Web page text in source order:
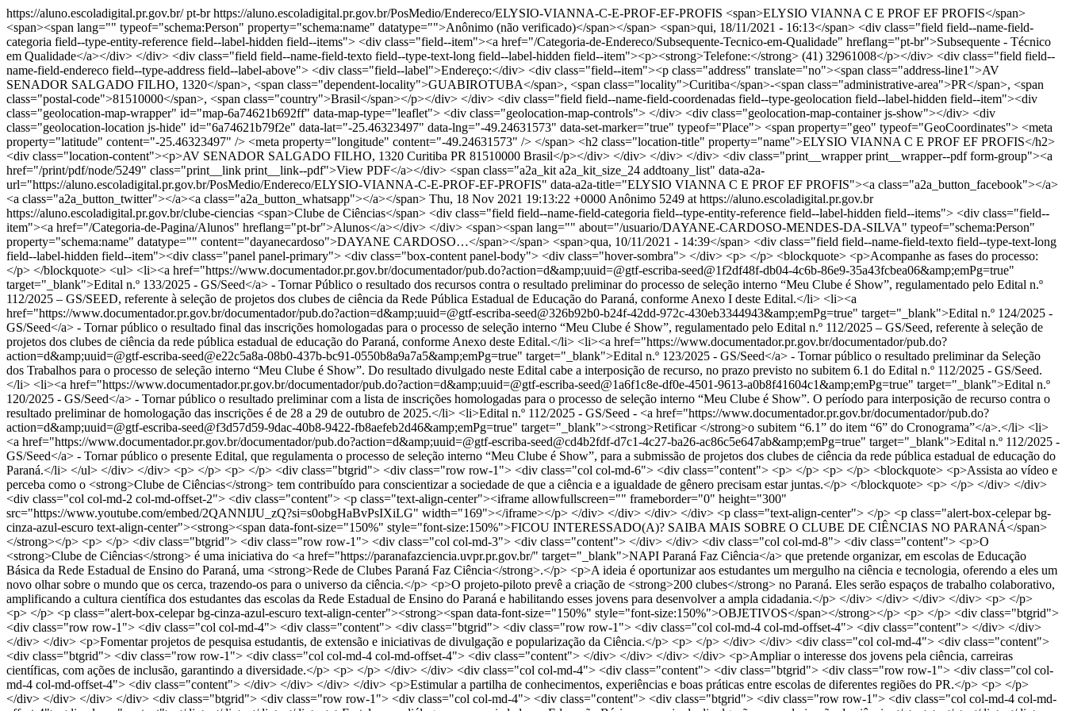
https://aluno.escoladigital.pr.gov.br/pt-br https://aluno.escoladigital.pr.gov.br/PosMedio/Endereco/ELYSIO-VIANNA-C-E-PROF-EF-PROFIS <span>ELYSIO VIANNA C E PROF EF PROFIS</span>
<span><span lang="" typeof="schema:Person" property="schema:name" datatype="">Anônimo (não verificado)</span></span> <span>qui, 18/11/2021 - 16:13</span> <div class="field field--name-field-
categoria field--type-entity-reference field--label-hidden field--items"> <div class="field--item"><a href="/Categoria-de-Endereco/Subsequente-Tecnico-em-Qualidade" hreflang="pt-br">Subsequente - Técnico
em Qualidade</a></div> </div> <div class="field field--name-field-texto field--type-text-long field--label-hidden field--item"><p><strong>Telefone:</strong> (41) 32961008</p></div> <div class="field field--
name-field-endereco field--type-address field--label-above"> <div class="field--label">Endereço:</div> <div class="field--item"><p class="address" translate="no"><span class="address-line1">AV
SENADOR SALGADO FILHO, 1320</span>, <span class="dependent-locality">GUABIROTUBA</span>, <span class="locality">Curitiba</span>-<span class="administrative-area">PR</span>, <span
class="postal-code">81510000</span>, <span class="country">Brasil</span></p></div> </div> <div class="field field--name-field-coordenadas field--type-geolocation field--label-hidden field--item"><div
class="geolocation-map-wrapper" id="map-6a74621b692ff" data-map-type="leaflet"> <div class="geolocation-map-controls"> </div> <div class="geolocation-map-container js-show"></div> <div
class="geolocation-location js-hide" id="6a74621b79f2e" data-lat="-25.46323497" data-lng="-49.24631573" data-set-marker="true" typeof="Place"> <span property="geo" typeof="GeoCoordinates"> <meta
property="latitude" content="-25.46323497" /> <meta property="longitude" content="-49.24631573" /> </span> <h2 class="location-title" property="name">ELYSIO VIANNA C E PROF EF PROFIS</h2>
<div class="location-content"><p>AV SENADOR SALGADO FILHO, 1320 Curitiba PR 81510000 Brasil</p></div> </div> </div> </div> <div class="print__wrapper print__wrapper--pdf form-group"><a
href="/print/pdf/node/5249" class="print__link print__link--pdf">View PDF</a></div> <span class="a2a_kit a2a_kit_size_24 addtoany_list" data-a2a-
url="https://aluno.escoladigital.pr.gov.br/PosMedio/Endereco/ELYSIO-VIANNA-C-E-PROF-EF-PROFIS" data-a2a-title="ELYSIO VIANNA C E PROF EF PROFIS"><a class="a2a_button_facebook"></a>
<a class="a2a_button_twitter"></a><a class="a2a_button_whatsapp"></a></span> Thu, 18 Nov 2021 19:13:22 +0000 Anônimo 5249 at https://aluno.escoladigital.pr.gov.br
https://aluno.escoladigital.pr.gov.br/clube-ciencias <span>Clube de Ciências</span> <div class="field field--name-field-categoria field--type-entity-reference field--label-hidden field--items"> <div class="field--item"><a href="/Categoria-de-Pagina/Alunos" hreflang="pt-br">Alunos</a></div> </div> <span><span lang="" about="/usuario/DAYANE-CARDOSO-MENDES-DA-SILVA" typeof="schema:Person" property="schema:name" datatype="" content="dayanecardoso">DAYANE CARDOSO…</span></span> <span>qua, 10/11/2021 - 14:39</span> <div class="field field--name-field-texto field--type-text-long field--label-hidden field--item"><div class="panel panel-primary"> <div class="box-content panel-body"> <div class="hover-sombra"> </div> <p> </p> <blockquote> <p>Acompanhe as fases do processo:</p> </blockquote> <ul> <li><a href="https://www.documentador.pr.gov.br/documentador/pub.do?action=d&amp;uuid=@gtf-escriba-seed@1f2df48f-db04-4c6b-86e9-35a43fcbea06&amp;emPg=true" target="_blank">Edital n.º 133/2025 - GS/Seed</a> - Tornar Público o resultado dos recursos contra o resultado preliminar do processo de seleção interno “Meu Clube é Show”, regulamentado pelo Edital n.º 112/2025 – GS/SEED, referente à seleção de projetos dos clubes de ciência da Rede Pública Estadual de Educação do Paraná, conforme Anexo I deste Edital.</li> <li><a href="https://www.documentador.pr.gov.br/documentador/pub.do?action=d&amp;uuid=@gtf-escriba-seed@326b92b0-b24f-42dd-972c-430eb3344943&amp;emPg=true" target="_blank">Edital n.º 124/2025 - GS/Seed</a> - Tornar público o resultado final das inscrições homologadas para o processo de seleção interno “Meu Clube é Show”, regulamentado pelo Edital n.º 112/2025 – GS/Seed, referente à seleção de projetos dos clubes de ciência da rede pública estadual de educação do Paraná, conforme Anexo deste Edital.</li> <li><a href="https://www.documentador.pr.gov.br/documentador/pub.do?action=d&amp;uuid=@gtf-escriba-seed@e22c5a8a-08b0-437b-bc91-0550b8a9a7a5&amp;emPg=true" target="_blank">Edital n.º 123/2025 - GS/Seed</a> - Tornar público o resultado preliminar da Seleção dos Trabalhos para o processo de seleção interno “Meu Clube é Show”. Do resultado divulgado neste Edital cabe a interposição de recurso, no prazo previsto no subitem 6.1 do Edital n.º 112/2025 - GS/Seed.</li> <li><a href="https://www.documentador.pr.gov.br/documentador/pub.do?action=d&amp;uuid=@gtf-escriba-seed@1a6f1c8e-df0e-4501-9613-a0b8f41604c1&amp;emPg=true" target="_blank">Edital n.º 120/2025 - GS/Seed</a> - Tornar público o resultado preliminar com a lista de inscrições homologadas para o processo de seleção interno “Meu Clube é Show”. O período para interposição de recurso contra o resultado preliminar de homologação das inscrições é de 28 a 29 de outubro de 2025.</li> <li>Edital n.º 112/2025 - GS/Seed - <a href="https://www.documentador.pr.gov.br/documentador/pub.do?action=d&amp;uuid=@gtf-escriba-seed@f3d57d59-9dac-40b8-9422-fb8aefeb2d46&amp;emPg=true" target="_blank"><strong>Retificar </strong>o subitem “6.1” do item “6” do Cronograma”</a>.</li> <li><a href="https://www.documentador.pr.gov.br/documentador/pub.do?action=d&amp;uuid=@gtf-escriba-seed@cd4b2fdf-d7c1-4c27-ba26-ac86c5e647ab&amp;emPg=true" target="_blank">Edital n.º 112/2025 - GS/Seed</a> - Tornar público o presente Edital, que regulamenta o processo de seleção interno “Meu Clube é Show”, para a submissão de projetos dos clubes de ciência da rede pública estadual de educação do Paraná.</li> </ul> </div> </div> <p> </p> <p> </p> <div class="btgrid"> <div class="row row-1"> <div class="col col-md-6"> <div class="content"> <p> </p> <p> </p> <blockquote> <p>Assista ao vídeo e perceba como o <strong>Clube de Ciências</strong> tem contribuído para conscientizar a sociedade de que a ciência e a igualdade de gênero precisam estar juntas.</p> </blockquote> <p> </p> </div> </div> <div class="col col-md-2 col-md-offset-2"> <div class="content"> <p class="text-align-center"><iframe allowfullscreen="" frameborder="0" height="300" src="https://www.youtube.com/embed/2QANNIJU_zQ?si=s0obgHaBvPsIXiLG" width="169"></iframe></p> </div> </div> </div> </div> <p class="text-align-center"> </p> <p class="alert-box-celepar bg-cinza-azul-escuro text-align-center"><strong><span data-font-size="150%" style="font-size:150%">FICOU INTERESSADO(A)? SAIBA MAIS SOBRE O CLUBE DE CIÊNCIAS NO PARANÁ</span></strong></p> <p> </p> <div class="btgrid"> <div class="row row-1"> <div class="col col-md-3"> <div class="content"> </div> </div> <div class="col col-md-8"> <div class="content"> <p>O <strong>Clube de Ciências</strong> é uma iniciativa do <a href="https://paranafazciencia.uvpr.pr.gov.br/" target="_blank">NAPI Paraná Faz Ciência</a> que pretende organizar, em escolas de Educação Básica da Rede Estadual de Ensino do Paraná, uma <strong>Rede de Clubes Paraná Faz Ciência</strong>.</p> <p>A ideia é oportunizar aos estudantes um mergulho na ciência e tecnologia, oferendo a eles um novo olhar sobre o mundo que os cerca, trazendo-os para o universo da ciência.</p> <p>O projeto-piloto prevê a criação de <strong>200 clubes</strong> no Paraná. Eles serão espaços de trabalho colaborativo, amplificando a cultura científica dos estudantes das escolas da Rede Estadual de Ensino do Paraná e habilitando esses jovens para desenvolver a ampla cidadania.</p> </div> </div> </div> </div> <p> </p> <p> </p> <p class="alert-box-celepar bg-cinza-azul-escuro text-align-center"><strong><span data-font-size="150%" style="font-size:150%">OBJETIVOS</span></strong></p> <p> </p> <div class="btgrid"> <div class="row row-1"> <div class="col col-md-4"> <div class="content"> <div class="btgrid"> <div class="row row-1"> <div class="col col-md-4 col-md-offset-4"> <div class="content"> </div> </div> </div> </div> <p>Fomentar projetos de pesquisa estudantis, de extensão e iniciativas de divulgação e popularização da Ciência.</p> <p> </p> </div> </div> <div class="col col-md-4"> <div class="content"> <div class="btgrid"> <div class="row row-1"> <div class="col col-md-4 col-md-offset-4"> <div class="content"> </div> </div> </div> </div> <p>Ampliar o interesse dos jovens pela ciência, carreiras científicas, com ações de inclusão, garantindo a diversidade.</p> <p> </p> </div> </div> <div class="col col-md-4"> <div class="content"> <div class="btgrid"> <div class="row row-1"> <div class="col col-md-4 col-md-offset-4"> <div class="content"> </div> </div> </div> </div> <p>Estimular a partilha de conhecimentos, experiências e boas práticas entre escolas de diferentes regiões do PR.</p> <p> </p> </div> </div> </div> </div> <div class="btgrid"> <div class="row row-1"> <div class="col col-md-4"> <div class="content"> <div class="btgrid"> <div class="row row-1"> <div class="col col-md-4 col-md-offset-4"> <div class="content"> </div> </div> </div> </div> <p>Fortalecer o diálogo com a sociedade e a Educação Básica por meio da divulgação e popularização da ciência.</p> <p> </p> </div> </div> <div class="col col-md-4"> <div class="content"> <div class="btgrid"> <div class="row row-1"> <div class="col col-md-4 col-md-offset-4"> <div class="content"> </div> </div> </div> </div> <p>Proporcionar ambientes de aprendizagem que estimulem o entusiasmo pela ciência e pela aprendizagem.</p> <p> </p> </div> </div> <div class="col col-md-4"> <div class="content"> <div class="btgrid"> <div class="row row-1"> <div class="col col-md-4 col-md-offset-4"> <div class="content"> </div> </div> </div> </div> <p>Oportunizar o envolvimento dos clubistas em Feiras de Ciências regionais, estaduais e até nacionais.</p> <p> </p> </div> </div> </div> </div> <div class="btgrid"> <div class="row row-1"> <div class="col col-md-4"> <div class="content"> <div class="btgrid"> <div class="row row-1"> <div class="col col-md-4 col-md-offset-4"> <div class="content"> </div> </div> </div> </div> <p>Contribuir para reestruturação das estratégias de ensino usadas pelos professores</p> <p class="text-align-center"> </p> </div> </div> <div class="col col-md-4"> <div class="content"> <div class="btgrid"> <div class="row row-1"> <div class="col col-md-4 col-md-offset-4"> <div class="content"> </div> </div> </div> </div> <p>Fomentar a abertura da Escola à comunidade local.</p> <p class="text-align-center"> </p> </div> </div> <div class="col col-md-4"> <div class="content"> <div class="btgrid"> <div class="row row-1"> <div class="col col-md-4 col-md-offset-4"> <div class="content"> </div> </div> </div> </div> <p>Promover a articulação entre o ensino formal e não formal</p> </div> </div> </div> </div> <p> </p> <p class="alert-box-celepar bg-cinza-azul-escuro text-align-center"><strong><span data-font-size="150%" style="font-size:150%">CLUBE DE CIÊNCIAS EM NÚMEROS</span></strong></p> <p> </p> <p> </p> <div class="btgrid"> <div class="row row-1"> <div class="col col-md-4"> <div class="content"> <h4 class="text-align-center"><span data-color="#0072BB" style="color:#0072bb"><span class="count">200</span> clubes</span></h4> <p class="text-align-center">distribuídos nos 32 NREs</p> <p class="text-align-center"> </p> </div> </div> <div class="col col-md-4"> <div class="content"> <h4 class="text-align-center"><span data-color="#0072BB" style="color:#0072bb">R$ <span class="count">23</span>.<span class="count">5</span>mi </span></h4> <p class="text-align-center">em investimentos</p> <p class="text-align-center"> </p> </div> </div> <div class="col col-md-4"> <div class="content"> <h4 class="text-align-center"><span data-color="#0072BB" style="color:#0072bb"><span class="count">6 </span> mil </span></h4> <p class="text-align-center">estudantes</p> <p class="text-align-center"> </p> </div> </div> </div> </div> <div class="btgrid"> <div class="row row-1"> <div class="col col-md-4"> <div class="content"> <h4 class="text-align-center"><span data-color="#0072BB" style="color:#0072bb"><span class="count">25</span> mil </span></h4> <p class="text-align-center">paranaenses como público<